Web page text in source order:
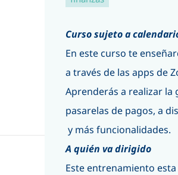
Curso sujeto a
En este curso te
a través de las apps de
Aprenderás a realizar
pasarelas de pagos, a
y más funcionalidades.
A quién va dirigido
Este entrenamiento